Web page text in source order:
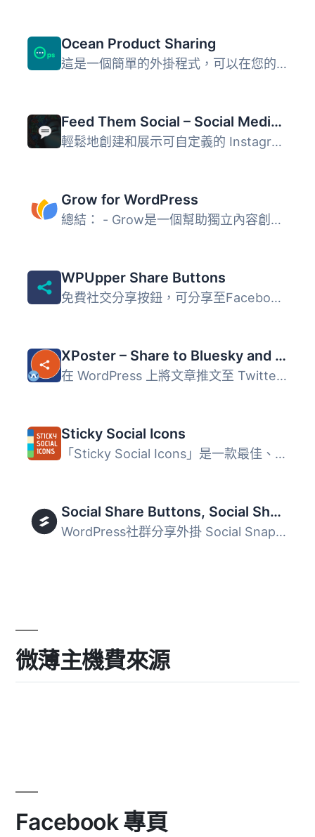
Ocean Product Sharing
這是一個簡單的外掛程式，可以在您的單一產品頁面上加入社交...
Feed Them Social – Social Media Feeds, Video, and Photo Galleries
輕鬆地創建和展示可自定義的 Instagram、Facebook、Twitter ...
Grow for WordPress
總結： - Grow是一個幫助獨立內容創作者節省時間和金錢的工...
WPUpper Share Buttons
免費社交分享按鈕，可分享至Facebook、WhatsApp、Messenger、...
XPoster – Share to Bluesky and Mastodon
在 WordPress 上將文章推文至 Twitter。 是的，這就是基本功...
Sticky Social Icons
「Sticky Social Icons」是一款最佳、也許唯一能夠將社群媒體...
Social Share Buttons, Social Sharing Icons, Click to Tweet — Social Media Plugin by Social Snap
WordPress社群分享外掛 Social Snap是領先的WordPress社群分...
微薄主機費來源
Facebook 專頁